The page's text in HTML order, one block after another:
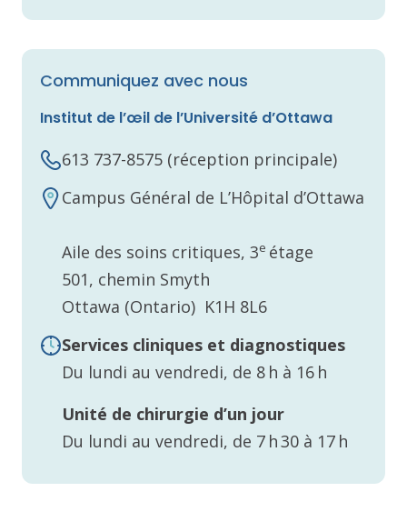
Communiquez avec nous
Institut de l’œil de l’Université d’Ottawa
613 737-8575 (réception principale)
Campus Général de L’Hôpital d’Ottawa
Aile des soins critiques, 3e étage
501, chemin Smyth
Ottawa (Ontario) K1H 8L6
Services cliniques et diagnostiques
Du lundi au vendredi, de 8 h à 16 h
Unité de chirurgie d’un jour
Du lundi au vendredi, de 7 h 30 à 17 h